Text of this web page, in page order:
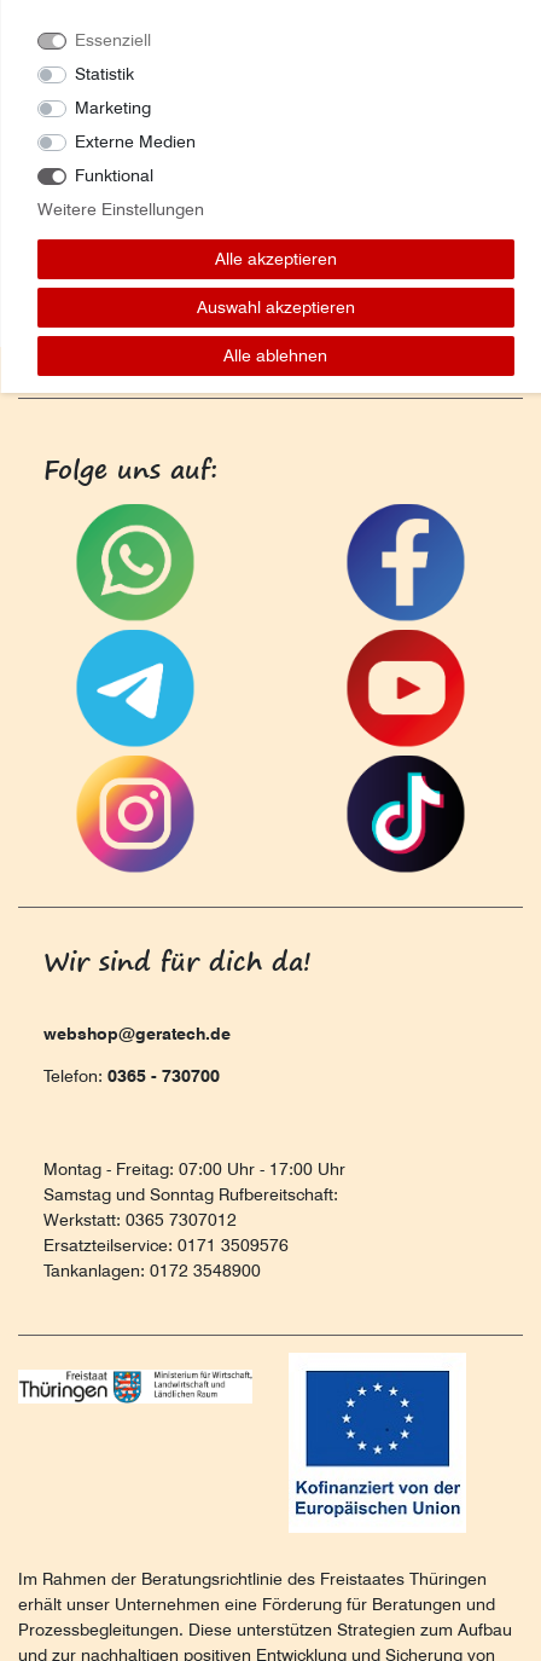
Folge uns auf:
Wir sind für dich da!
webshop@geratech.de
Telefon: 0365 - 730700
Montag - Freitag: 07:00 Uhr - 17:00 Uhr
Samstag und Sonntag Rufbereitschaft:
Werkstatt: 0365 7307012
Ersatzteilservice: 0171 3509576
Tankanlagen: 0172 3548900
Im Rahmen der Beratungsrichtlinie des Freistaates Thüringen
erhält unser Unternehmen eine Förderung für Beratungen und
Prozessbegleitungen. Diese unterstützen Strategien zum Aufbau
und zur nachhaltigen positiven Entwicklung und Sicherung von
Essenziell
Statistik
Marketing
Externe Medien
Funktional
Weitere Einstellungen
Alle akzeptieren
Auswahl akzeptieren
Alle ablehnen